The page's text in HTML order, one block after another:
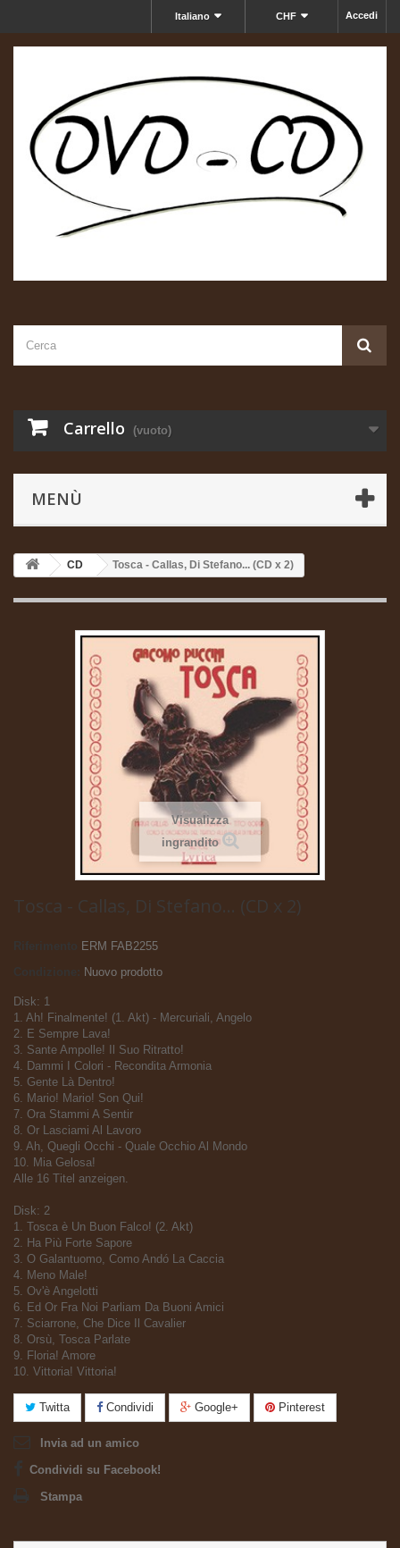
Accedi
CHF
Italiano
Carrello (vuoto)
MENÙ
CD Tosca - Callas, Di Stefano... (CD x 2)
Visualizza
ingrandito
Tosca - Callas, Di Stefano... (CD x 2)
Riferimento
ERM FAB2255
Nuovo prodotto
Disk: 1
1. Ah! Finalmente! (1. Akt) - Mercuriali, Angelo
2. E Sempre Lava!
3. Sante Ampolle! Il Suo Ritratto!
4. Dammi I Colori - Recondita Armonia
5. Gente Là Dentro!
6. Mario! Mario! Son Qui!
7. Ora Stammi A Sentir
8. Or Lasciami Al Lavoro
9. Ah, Quegli Occhi - Quale Occhio Al Mondo
10. Mia Gelosa!
Alle 16 Titel anzeigen.
Disk: 2
1. Tosca è Un Buon Falco! (2. Akt)
2. Ha Più Forte Sapore
3. O Galantuomo, Como Andó La Caccia
4. Meno Male!
5. Ov'è Angelotti
6. Ed Or Fra Noi Parliam Da Buoni Amici
7. Sciarrone, Che Dice Il Cavalier
8. Orsù, Tosca Parlate
9. Floria! Amore
10. Vittoria! Vittoria!
Twitta Condividi Google+ Pinterest
Invia ad un amico
Condividi su Facebook!
Stampa